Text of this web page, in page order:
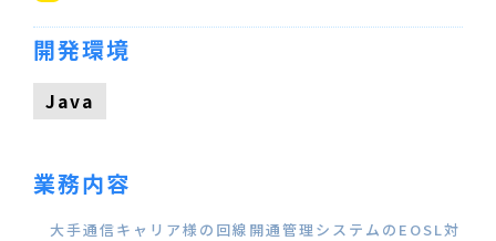
開発環境
Java
業務内容
大手通信キャリア様の回線開通管理システムのEOSL対